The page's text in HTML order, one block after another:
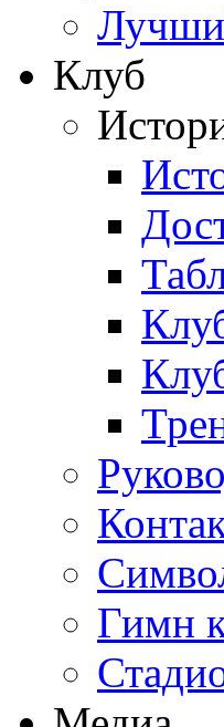
Клуб
Гимн